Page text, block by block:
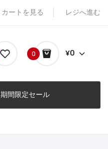
カートを見る レジへ進む
0 ¥0
期間限定セール